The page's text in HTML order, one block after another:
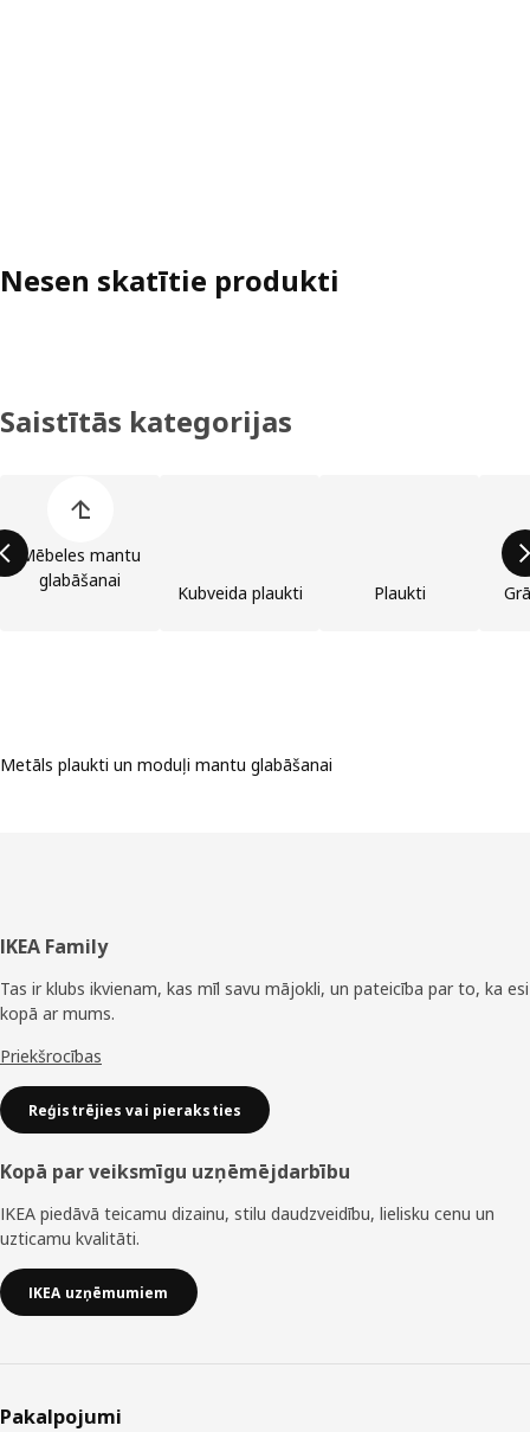
Nesen skatītie produkti
Saistītās kategorijas
Mēbeles mantu
glabāšanai
Kubveida plaukti Plaukti
Metāls plaukti un moduļi mantu glabāšanai
Kājene
IKEA Family
Tas ir klubs ikvienam, kas mīl savu mājokli, un pateicība par to, ka esi
kopā ar mums.
Priekšrocības
Reģistrējies vai pieraksties
Kopā par veiksmīgu uzņēmējdarbību
IKEA piedāvā teicamu dizainu, stilu daudzveidību, lielisku cenu un
uzticamu kvalitāti.
IKEA uzņēmumiem
Pakalpojumi